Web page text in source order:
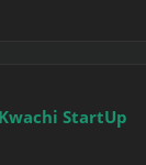
Kwachi StartUp